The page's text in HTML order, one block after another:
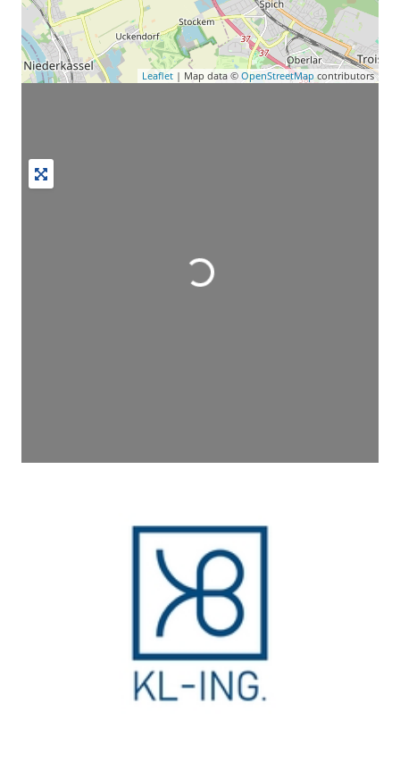
Leaflet | Map data © OpenStreetMap contributors
Wird geladen …